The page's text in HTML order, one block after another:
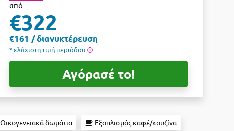
από
€322
€161 / διανυκτέρευση
* ελάχιστη τιμή περιόδου
Αγόρασέ το!
Οικογενειακά δωμάτια Εξοπλισμός καφέ/κουζίνα